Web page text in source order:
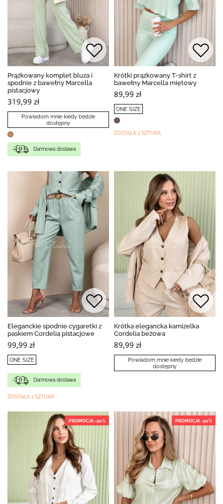
Prążkowany komplet bluza i
spodnie z bawełny Marcella
pistacjowy
319,99 zł
Powiadom mnie kiedy będzie
dostępny
Darmowa dostawa
Krótki prążkowany T-shirt z
bawełny Marcella miętowy
89,99 zł
ONE SIZE
ZOSTAŁA 1 SZTUKA
Eleganckie spodnie cygaretki z
paskiem Cordelia pistacjowe
99,99 zł
ONE SIZE
Darmowa dostawa
ZOSTAŁA 1 SZTUKA
Krótka elegancka kamizelka
Cordelia beżowa
89,99 zł
Powiadom mnie kiedy będzie
dostępny
PROMOCJA -50% PROMOCJA -50%